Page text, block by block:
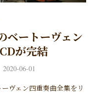
ベートーヴェン
が完結
2020-06-01
ヴェン四重奏曲全集をリ